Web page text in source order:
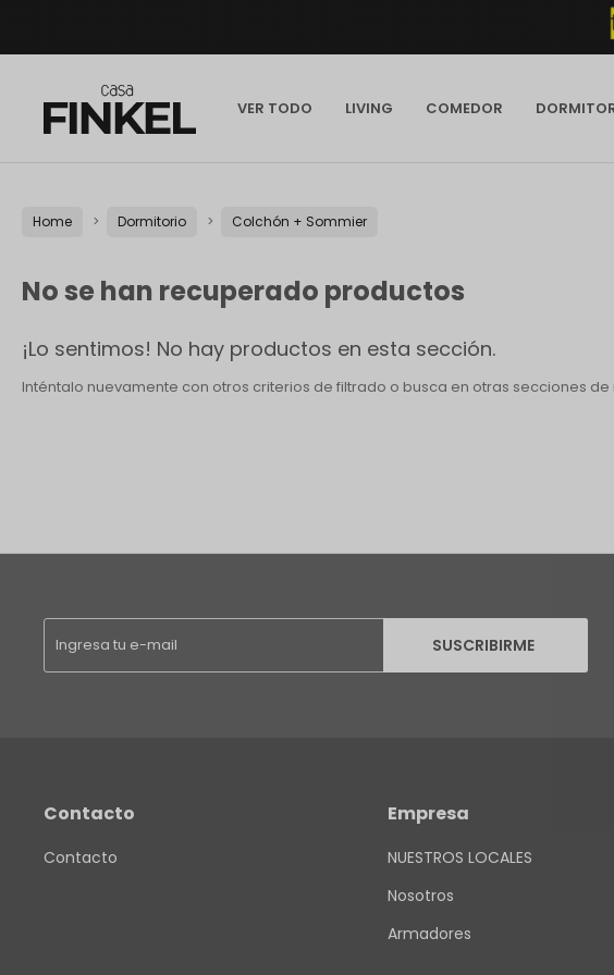
VER TODO LIVING COMEDOR
Home Dormitorio Colchón + Sommier
No se han recuperado productos
¡Lo sentimos! No hay productos en esta sección.
Inténtalo nuevamente con otros criterios de filtrado o busca en otras secciones
SUSCRIBIRME
Contacto
Contacto
Empresa
NUESTROS LOCALES
Nosotros
Armadores